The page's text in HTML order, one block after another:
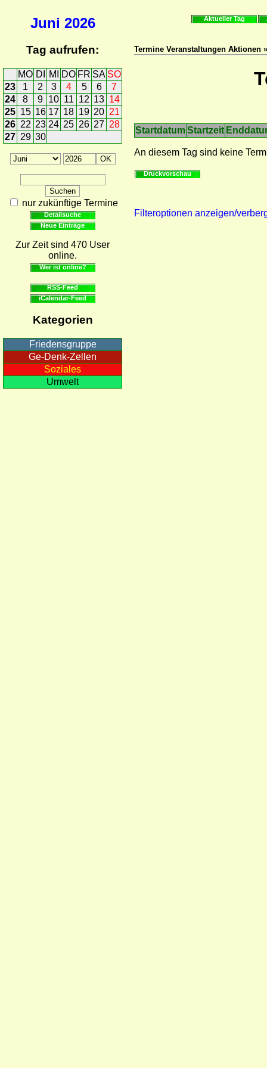
Juni 2026
Tag aufrufen:
MO DI MI DO FR SA SO
23
1 2 3 4 5 6
7
24
8 9 10 11 12 13 14
25 15 16 17 18 19 20 21
26 22 23 24 25 26 27 28
27 29 30
nur zukünftige Termine
Detailsuche
Neue Einträge
Zur Zeit sind 470 User
online.
Wer ist online?
RSS-Feed
iCalendar-Feed
Kategorien
Friedensgruppe
Ge-Denk-Zellen
Soziales
Umwelt
Aktueller Tag
Termine Veranstaltungen Aktionen
StartdatumStartzeit
An diesem Tag sind keine
Druckvorschau
Filteroptionen anzeigen/